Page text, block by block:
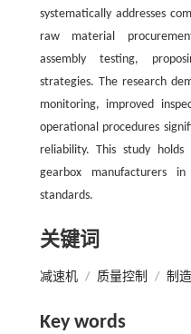
systematically addresses
raw material
assembly testing,
strategies. The research
monitoring, improved
operational procedures
reliability. This study
gearbox manufacturers
standards.
关键词
减速机 / 质量控制 / 制
Key words